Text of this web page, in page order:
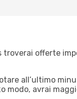
offerte
all’ultimo
avrai